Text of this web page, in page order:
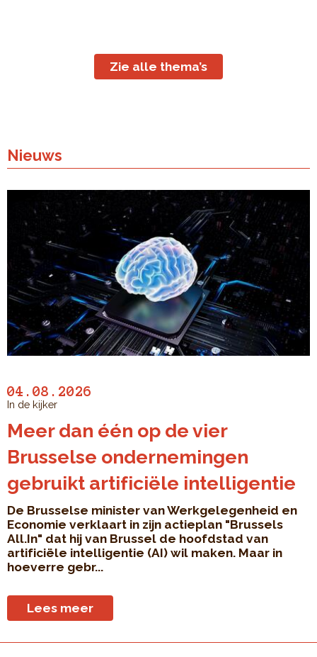
Zie alle thema’s
Nieuws
04.08.2026
In de kijker
Meer dan één op de vier
Brusselse ondernemingen
gebruikt artificiële intelligentie
De Brusselse minister van Werkgelegenheid en
Economie verklaart in zijn actieplan "Brussels
All.In" dat hij van Brussel de hoofdstad van
artificiële intelligentie (AI) wil maken. Maar in
hoeverre gebr...
Lees meer